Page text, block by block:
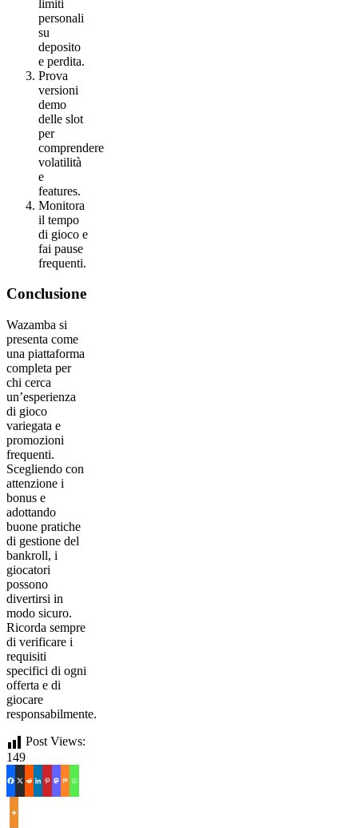
limiti
personali
su
deposito
e perdita.
Prova
versioni
demo
delle slot
per
comprendere
volatilità
e
features.
Monitora
il tempo
di gioco e
fai pause
frequenti.
Conclusione
Wazamba si
presenta come
una piattaforma
completa per
chi cerca
un’esperienza
di gioco
variegata e
promozioni
frequenti.
Scegliendo con
attenzione i
bonus e
adottando
buone pratiche
di gestione del
bankroll, i
giocatori
possono
divertirsi in
modo sicuro.
Ricorda sempre
di verificare i
requisiti
specifici di ogni
offerta e di
giocare
responsabilmente.
Post Views:
149